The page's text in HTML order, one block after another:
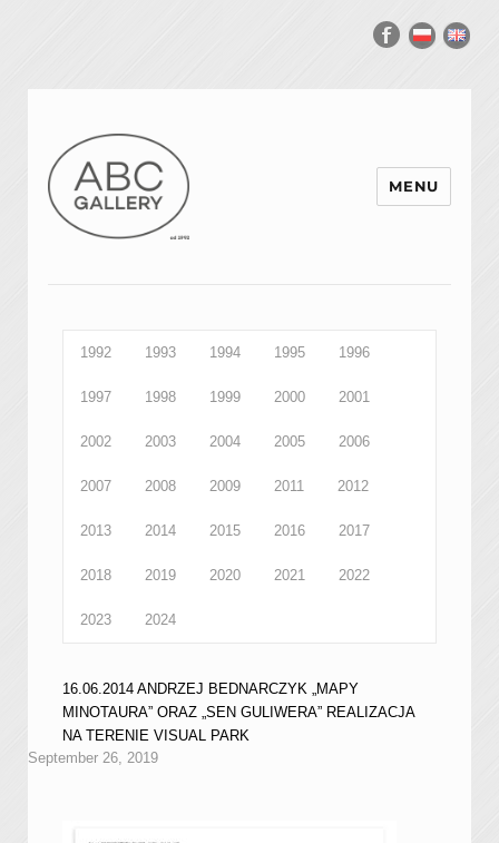
MENU
1992 1993 1994 1995 1996
1997 1998 1999 2000 2001
2002 2003 2004 2005 2006
2007 2008 2009 2011 2012
2013 2014 2015 2016 2017
2018 2019 2020 2021 2022
2023 2024
16.06.2014 ANDRZEJ BEDNARCZYK „MAPY
MINOTAURA” ORAZ „SEN GULIWERA” REALIZACJA
NA TERENIE VISUAL PARK
September 26, 2019